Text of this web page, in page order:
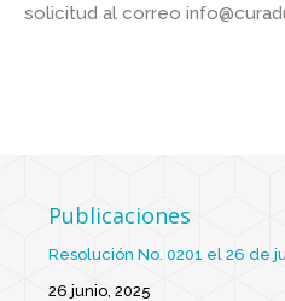
solicitud al correo
Publicaciones
Resolución No. 0201 el 26 de
26 junio, 2025